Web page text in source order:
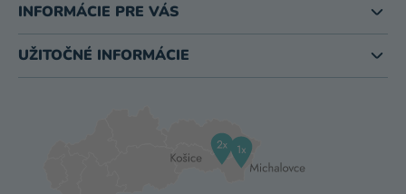
INFORMÁCIE PRE VÁS
UŽITOČNÉ INFORMÁCIE